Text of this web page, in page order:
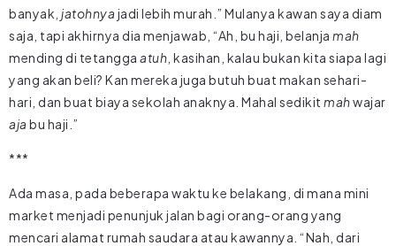
banyak, jatohnya jadi lebih murah.” Mulanya kawan saya diam
saja, tapi akhirnya dia menjawab, “Ah, bu haji, belanja mah
mending di tetangga atuh , kasihan, kalau bukan kita siapa lagi
yang akan beli? Kan mereka juga butuh buat makan sehari-
hari, dan buat biaya sekolah anaknya. Mahal sedikit mahwajar
aja bu haji.”
***
Ada masa, pada beberapa waktu ke belakang, di mana mini
market menjadi penunjuk jalan bagi orang-orang yang
mencari alamat rumah saudara atau kawannya. “Nah, dari